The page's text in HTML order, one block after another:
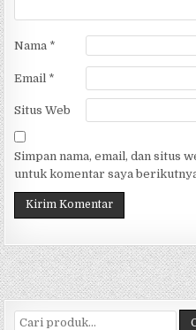
Nama *
Email *
Situs Web
Simpan nama, email, dan situs
untuk komentar saya
Pencarian untuk: